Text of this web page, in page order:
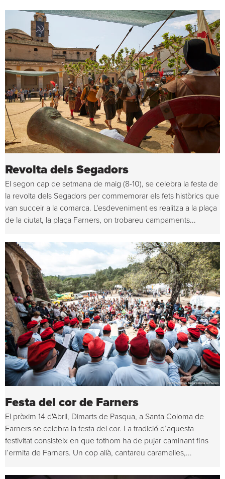
Revolta dels Segadors
El segon cap de setmana de maig (8-10), se celebra la festa de
la revolta dels Segadors per commemorar els fets històrics que
van succeir a la comarca. L'esdeveniment es realitza a la plaça
de la ciutat, la plaça Farners, on trobareu campaments...
Festa del cor de Farners
El pròxim 14 d'Abril, Dimarts de Pasqua, a Santa Coloma de
Farners se celebra la festa del cor. La tradició d’aquesta
festivitat consisteix en que tothom ha de pujar caminant fins
l’ermita de Farners. Un cop allà, cantareu caramelles,...